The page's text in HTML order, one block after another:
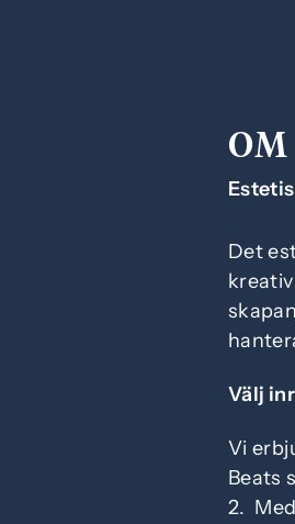
Det
Välj
Vi
Beats
2.